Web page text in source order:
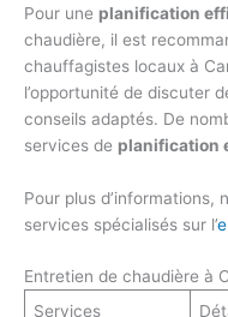
Pour une planification
chaudière, il est
chauffagistes locaux à
l’opportunité de discuter
conseils adaptés. De
services de planification
Pour plus d’informations,
services spécialisés sur l’
Entretien de chaudière à
Services